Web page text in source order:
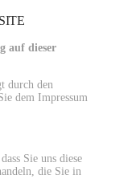
auf dieser
durch den
dem Impressum
Sie uns diese
die Sie in